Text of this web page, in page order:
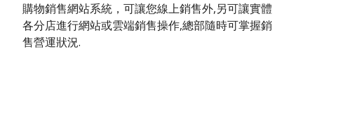
購物銷售網站系統，可讓您線上銷售外,另可讓實體
各分店進行網站或雲端銷售操作,總部隨時可掌握銷
售營運狀況.